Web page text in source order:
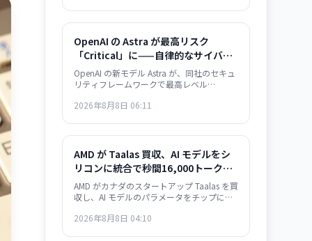
をまとめた。
OpenAI の Astra が最高リスク
「Critical」に——自律的なサイバー
攻撃能力を初検出
OpenAI の新モデル Astra が、同社のセキュ
リティフレームワークで最高レベル
律的なサイバー攻撃戦略の立案と実行が可
2026年8月8日 06:11
AMD が Taalas 買収、AI モデルをシ
リコンに統合で秒間16,000トークン
達成
AMD がカナダのスタートアップ Taalas を買
収し、AI モデルのパラメータをチップに直
16,000トークン以上の驚異的な速度を実
2026年8月8日 04:10